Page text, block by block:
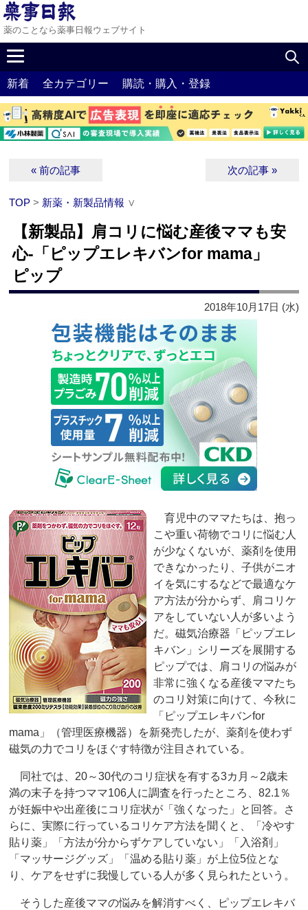
薬のことなら薬事日報ウェブサイト
新着 全カテゴリー 購読・購入・登録
« 前の記事 次の記事 »
TOP > 新薬・新製品情報 ∨
【新製品】肩コリに悩む産後ママも安
心‐「ピップエレキバンfor mama」
ピップ
2018年10月17日 (水)
育児中のママたちは、抱っ
こや重い荷物でコリに悩む人
が少なくないが、薬剤を使用
できなかったり、子供がニオ
イを気にするなどで最適なケ
ア方法が分からず、肩コリケ
アをしていない人が多いよう
だ。磁気治療器「ピップエレ
キバン」シリーズを展開する
ピップでは、肩コリの悩みが
非常に強くなる産後ママたち
のコリ対策に向けて、今秋に
「ピップエレキバンfor
mama」（管理医療機器）を新発売したが、薬剤を使わず
磁気の力でコリをほぐす特徴が注目されている。
同社では、20～30代のコリ症状を有する3カ月～2歳未
満の末子を持つママ106人に調査を行ったところ、82.1％
が妊娠中や出産後にコリ症状が「強くなった」と回答。さ
らに、実際に行っているコリケア方法を聞くと、「冷やす
貼り薬」「方法が分からずケアしていない」「入浴剤」
「マッサージグッズ」「温める貼り薬」が上位5位とな
り、ケアをせずに我慢している人が多く見られたという。
そうした産後ママの悩みを解消すべく、ピップエレキバ